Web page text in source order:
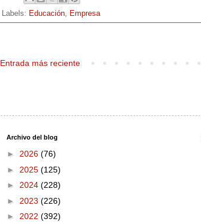
Labels: Educación Empresa
Entrada más reciente
Archivo del blog
► 2026 (76)
► 2025 (125)
► 2024 (228)
► 2023 (226)
► 2022 (392)